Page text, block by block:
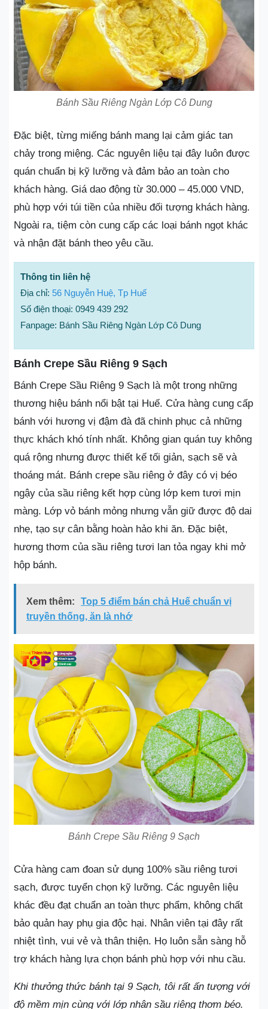
Bánh Sầu Riêng Ngàn Lớp Cô Dung
Đặc biệt, từng miếng bánh mang lại cảm giác tan
chảy trong miệng. Các nguyên liệu tại đây luôn được
quán chuẩn bị kỹ lưỡng và đảm bảo an toàn cho
khách hàng. Giá dao động từ 30.000 – 45.000 VND,
phù hợp với túi tiền của nhiều đối tượng khách hàng.
Ngoài ra, tiệm còn cung cấp các loại bánh ngọt khác
và nhận đặt bánh theo yêu cầu.
Thông tin liên hệ
Địa chỉ: 56 Nguyễn Huệ, Tp Huế
Số điện thoại: 0949 439 292
Fanpage: Bánh Sầu Riêng Ngàn Lớp Cô Dung
Bánh Crepe Sầu Riêng 9 Sạch
Bánh Crepe Sầu Riêng 9 Sạch là một trong những
thương hiệu bánh nổi bật tại Huế. Cửa hàng cung cấp
bánh với hương vị đậm đà đã chinh phục cả những
thực khách khó tính nhất. Không gian quán tuy không
quá rộng nhưng được thiết kế tối giản, sạch sẽ và
thoáng mát. Bánh crepe sầu riêng ở đây có vị béo
ngậy của sầu riêng kết hợp cùng lớp kem tươi mịn
màng. Lớp vỏ bánh mỏng nhưng vẫn giữ được độ dai
nhẹ, tạo sự cân bằng hoàn hảo khi ăn. Đặc biệt,
hương thơm của sầu riêng tươi lan tỏa ngay khi mở
hộp bánh.
Xem thêm:
Top 5 điểm bán chả Huế chuẩn vị
truyền thống, ăn là nhớ
Bánh Crepe Sầu Riêng 9 Sạch
Cửa hàng cam đoan sử dụng 100% sầu riêng tươi
sạch, được tuyển chọn kỹ lưỡng. Các nguyên liệu
khác đều đạt chuẩn an toàn thực phẩm, không chất
bảo quản hay phụ gia độc hại. Nhân viên tại đây rất
nhiệt tình, vui vẻ và thân thiện. Họ luôn sẵn sàng hỗ
trợ khách hàng lựa chọn bánh phù hợp với nhu cầu.
Khi thưởng thức bánh tại 9 Sạch, tôi rất ấn tượng với
độ mềm mịn cùng với lớp nhân sầu riêng thơm béo.